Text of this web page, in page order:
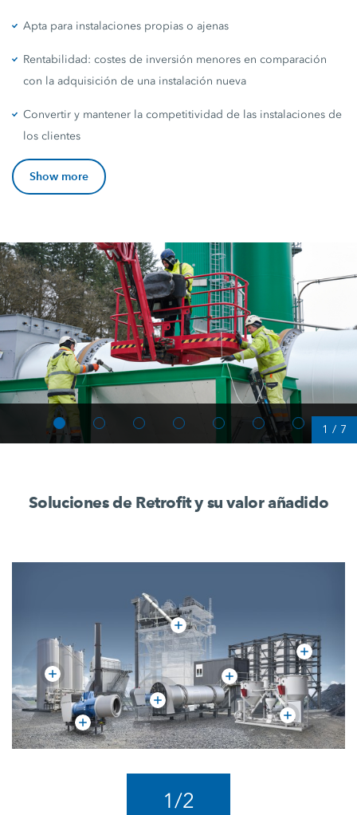
Apta para instalaciones propias o ajenas
Rentabilidad: costes de inversión menores en comparación
con la adquisición de una instalación nueva
Convertir y mantener la competitividad de las instalaciones de
los clientes
Show more
1 / 7
Soluciones de Retrofit y su valor añadido
1/2